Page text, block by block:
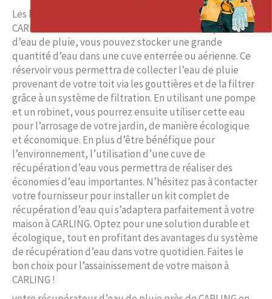
Les bénéfices d’une cuve de récupération d’eau près de
CARLING sont nombreux. En installant un récupérateur
d’eau de pluie, vous pouvez stocker une grande
quantité d’eau dans une cuve enterrée ou aérienne. Ce
réservoir vous permettra de collecter l’eau de pluie
provenant de votre toit via les gouttières et de la filtrer
grâce à un système de filtration. En utilisant une pompe
et un robinet, vous pourrez ensuite utiliser cette eau
pour l’arrosage de votre jardin, de manière écologique
et économique. En plus d’être bénéfique pour
l’environnement, l’utilisation d’une cuve de
récupération d’eau vous permettra de réaliser des
économies d’eau importantes. N’hésitez pas à contacter
votre fournisseur pour installer un kit complet de
récupération d’eau qui s’adaptera parfaitement à votre
maison à CARLING. Optez pour une solution durable et
écologique, tout en profitant des avantages du système
de récupération d’eau dans votre quotidien. Faites le
bon choix pour l’assainissement de votre maison à
CARLING !